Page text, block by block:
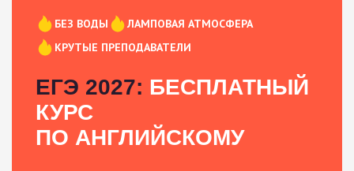
БЕЗ ВОДЫ
ЛАМПОВАЯ АТМОСФЕРА
КРУТЫЕ ПРЕПОДАВАТЕЛИ
ЕГЭ 2027: БЕСПЛАТНЫЙ
КУРС
ПО АНГЛИЙСКОМУ